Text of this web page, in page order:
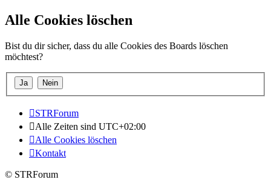
Alle Cookies löschen
Bist du dir sicher, dass du alle Cookies des Boards löschen
möchtest?
STRForum
Alle Zeiten sind UTC+02:00
Alle Cookies löschen
Kontakt
© STRForum